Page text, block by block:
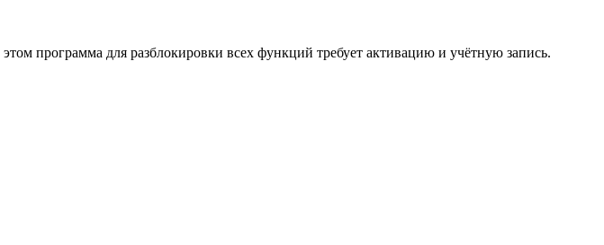
программа для разблокировки всех функций требует активацию и учётную запись.